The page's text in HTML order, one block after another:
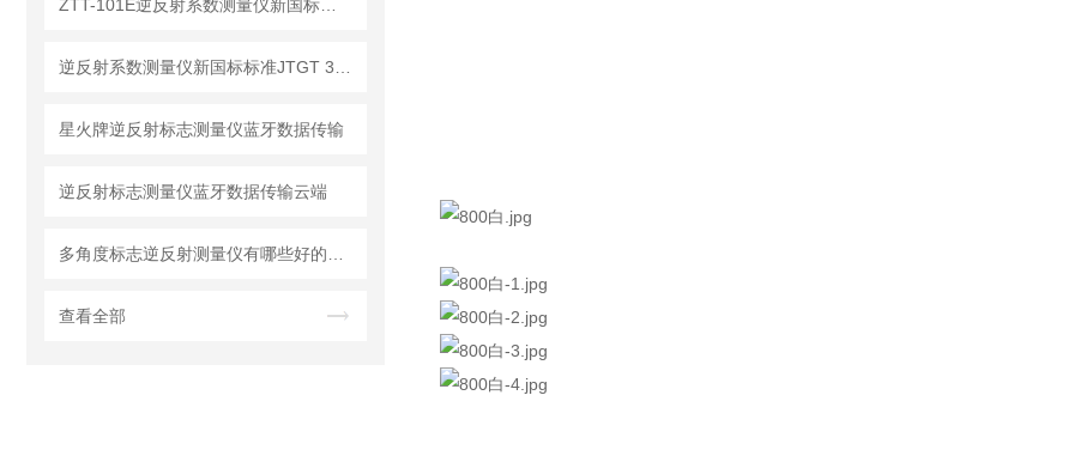
星火牌逆反射标志测量仪蓝牙数据传输
逆反射标志测量仪蓝牙数据传输云端
查看全部